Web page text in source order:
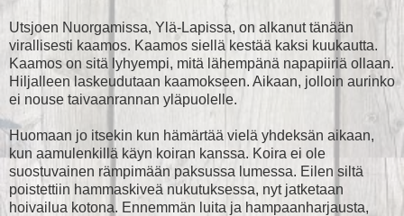
Utsjoen Nuorgamissa, Ylä-Lapissa, on alkanut tänään
virallisesti kaamos. Kaamos siellä kestää kaksi kuukautta.
Kaamos on sitä lyhyempi, mitä lähempänä napapiiriä ollaan.
Hiljalleen laskeudutaan kaamokseen. Aikaan, jolloin aurinko
ei nouse taivaanrannan yläpuolelle.
Huomaan jo itsekin kun hämärtää vielä yhdeksän aikaan,
kun aamulenkillä käyn koiran kanssa. Koira ei ole
suostuvainen rämpimään paksussa lumessa. Eilen siltä
poistettiin hammaskiveä nukutuksessa, nyt jatketaan
hoivailua kotona. Ennemmän luita ja hampaanharjausta,